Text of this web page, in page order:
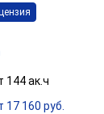
144 ак.ч
17 160 руб.